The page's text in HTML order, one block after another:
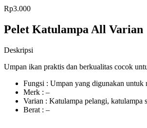
Rp3.000
Pelet Katulampa All Varian
Deskripsi
Umpan ikan praktis dan berkualitas cocok
Fungsi : Umpan yang digunakan untuk
Merk : –
Varian : Katulampa pelangi, katulampa
Berat : –